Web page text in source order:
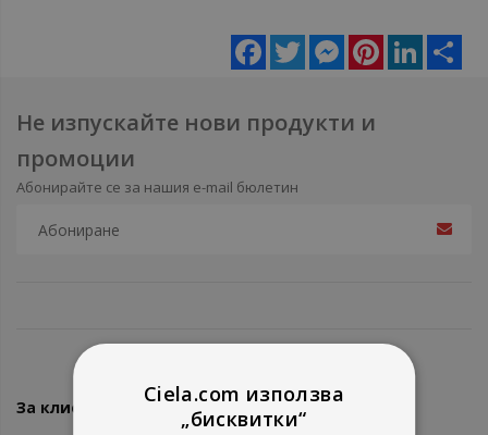
Facebook
Twitter MessengerPinterestLinkedIn
Не изпускайте нови продукти и
промоции
Абонирайте се за нашия e-mail бюлетин
За клиенти
Ciela.com използва
„бисквитки“